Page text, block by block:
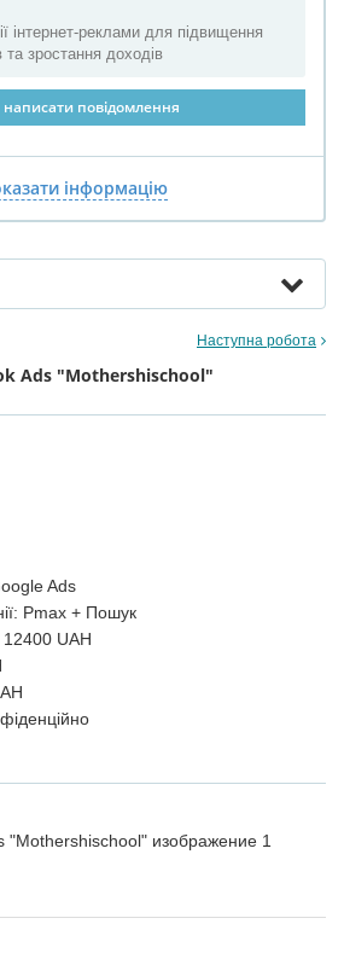
інтернет-реклами для підвищення
та зростання доходів
написати повідомлення
інформацію
Наступна робота
Ads "Mothershischool"
Ads
Pmax + Пошук
UAH